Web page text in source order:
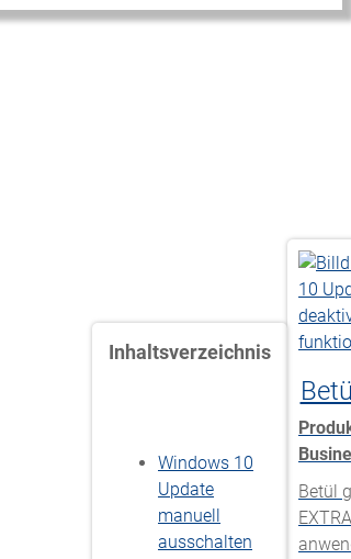
Inhaltsverzeichnis
Windows 10
Update
manuell
ausschalten
Betül